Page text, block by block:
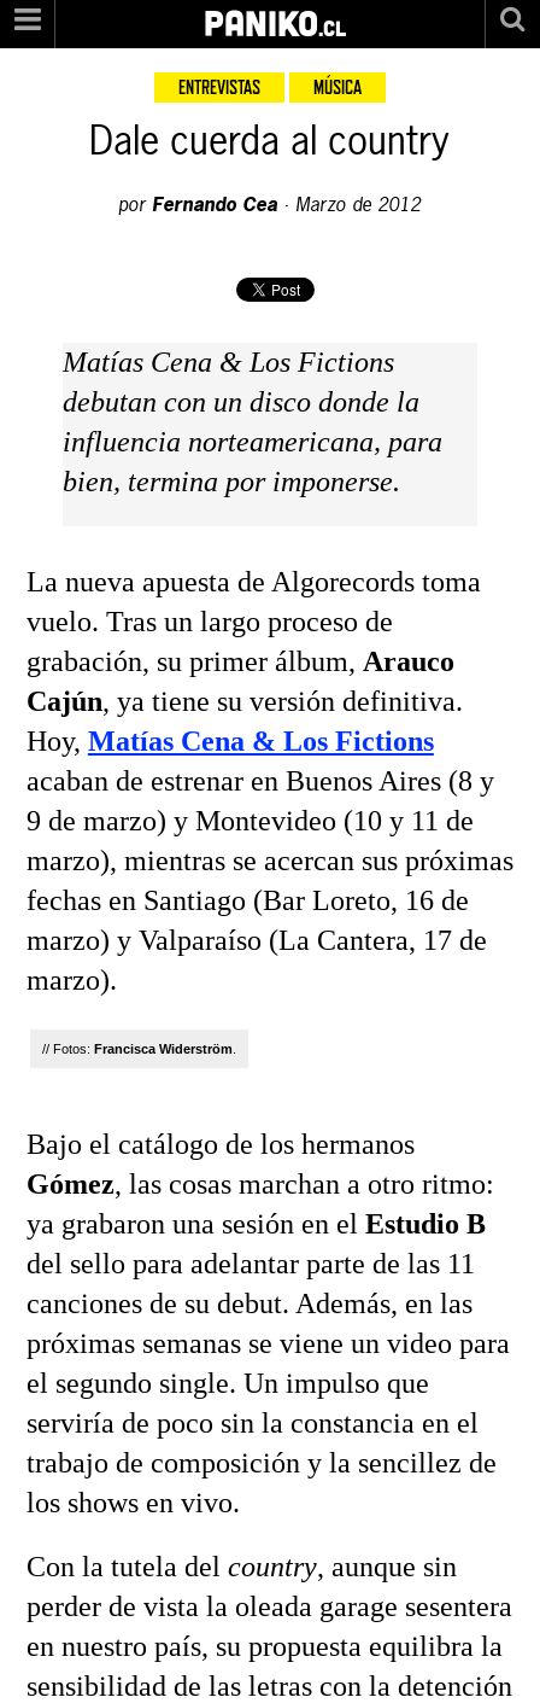
PANIKO.cl
ENTREVISTAS MÚSICA
Dale cuerda al country
por Fernando Cea · Marzo de 2012
Matías Cena & Los Fictions
debutan con un disco donde la
influencia norteamericana, para
bien, termina por imponerse.
La nueva apuesta de Algorecords toma
vuelo. Tras un largo proceso de
grabación, su primer álbum, Arauco
Cajún, ya tiene su versión definitiva.
Hoy, Matías Cena & Los Fictions
acaban de estrenar en Buenos Aires (8 y
9 de marzo) y Montevideo (10 y 11 de
marzo), mientras se acercan sus próximas
fechas en Santiago (Bar Loreto, 16 de
marzo) y Valparaíso (La Cantera, 17 de
marzo).
// Fotos: Francisca Widerström
Bajo el catálogo de los hermanos
Gómez, las cosas marchan a otro ritmo:
ya grabaron una sesión en el Estudio B
del sello para adelantar parte de las 11
canciones de su debut. Además, en las
próximas semanas se viene un video para
el segundo single. Un impulso que
serviría de poco sin la constancia en el
trabajo de composición y la sencillez de
los shows en vivo.
Con la tutela del country, aunque sin
perder de vista la oleada garage sesentera
en nuestro país, su propuesta equilibra la
sensibilidad de las letras con la detención